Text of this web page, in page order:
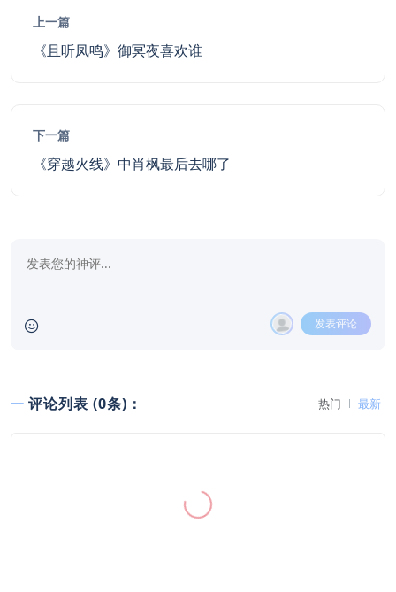
上一篇
《且听凤鸣》御冥夜喜欢谁
下一篇
《穿越火线》中肖枫最后去哪了
发表评论
评论列表 (0条)： 热门 最新